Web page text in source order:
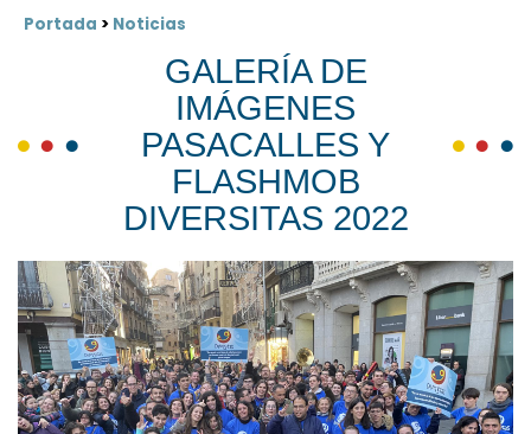
Portada > Noticias
GALERÍA DE
IMÁGENES
PASACALLES Y
FLASHMOB
DIVERSITAS 2022